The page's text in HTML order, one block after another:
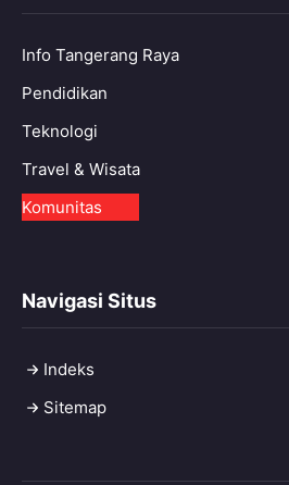
Info Tangerang Raya
Pendidikan
Teknologi
Travel & Wisata
Komunitas
Navigasi Situs
Indeks
Sitemap